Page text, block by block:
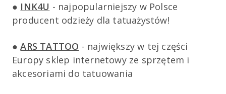
● INK4U - najpopularniejszy w Polsce
producent odzieży dla tatuażystów!
●ARS TATTOO - największy w tej części
Europy sklep internetowy ze sprzętem i
akcesoriami do tatuowania